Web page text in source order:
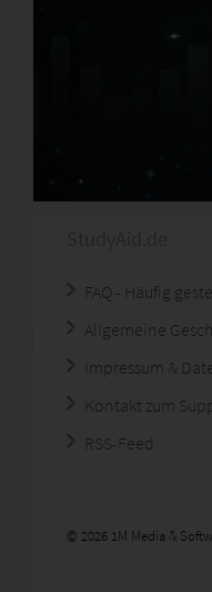
FAQ - Häufig
Allgemeine
Impressum &
Kontakt zum
RSS-Feed
© 2026 1M Media &